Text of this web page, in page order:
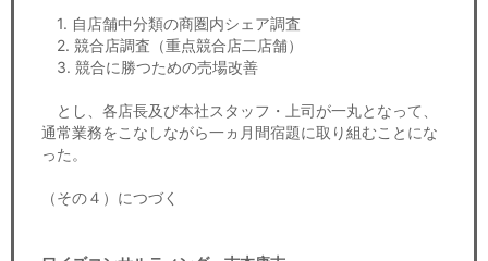
1. 自店舗中分類の商圏内シェア調査
2. 競合店調査（重点競合店二店舗）
3. 競合に勝つための売場改善
とし、各店長及び本社スタッフ・上司が一丸となって、
通常業務をこなしながら一ヵ月間宿題に取り組むことにな
った。
（その４）につづく